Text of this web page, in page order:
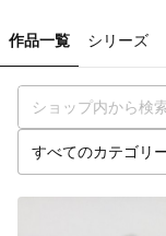
作品一覧 シリーズ